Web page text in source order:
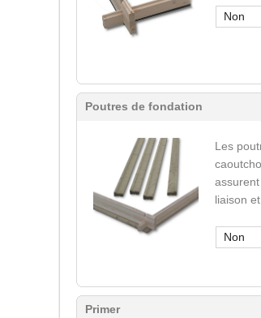
Non
Poutres de fondation
Les
liaison
Non
Primer